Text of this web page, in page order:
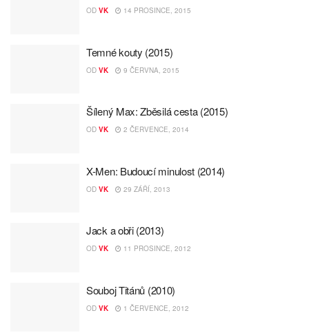
OD VK 14 PROSINCE, 2015
Temné kouty (2015)
OD VK 9 ČERVNA, 2015
Šílený Max: Zběsilá cesta (2015)
OD VK 2 ČERVENCE, 2014
X-Men: Budoucí minulost (2014)
OD VK 29 ZÁŘÍ, 2013
Jack a obři (2013)
OD VK 11 PROSINCE, 2012
Souboj Titánů (2010)
OD VK 1 ČERVENCE, 2012